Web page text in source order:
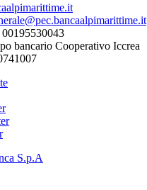
bancario Cooperativo Iccrea
S.p.A